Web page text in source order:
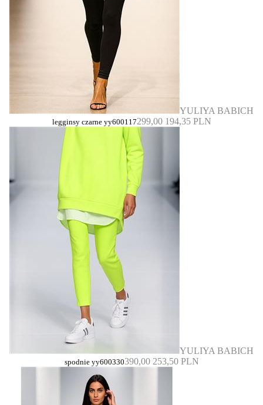
YULIYA BABICH
legginsy czarne yy600117299,00 194,35 PLN
YULIYA BABICH
spodnie yy600330390,00 253,50 PLN